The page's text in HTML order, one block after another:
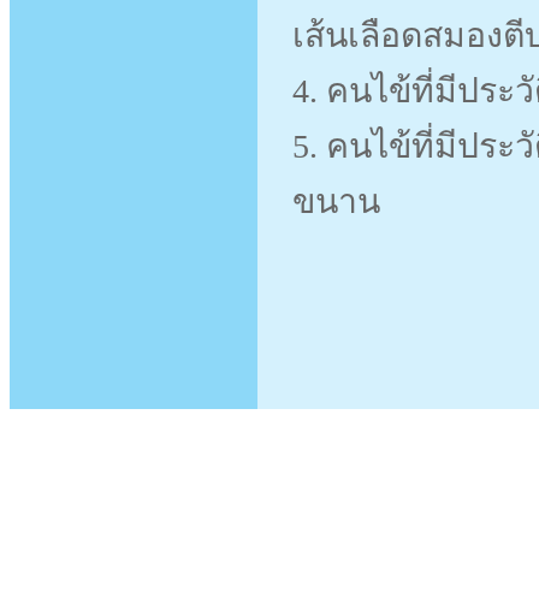
เส้นเลือดสมอง
4. คนไข้ที่มีประ
5. คนไข้ที่มีประ
ขนาน